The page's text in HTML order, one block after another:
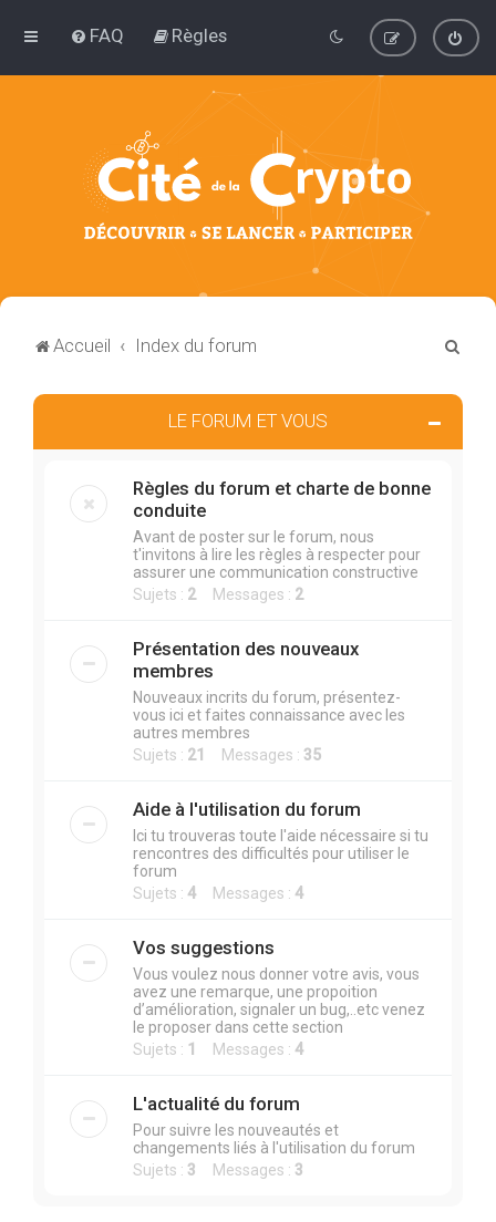
FAQ Règles
Accueil Index du forum
c
LE FORUM ET VOUS
Règles du forum et charte de bonne
conduite
Avant de poster sur le forum, nous
t'invitons à lire les règles à respecter pour
assurer une communication constructive
Sujets : 2Messages : 2
Présentation des nouveaux
membres
Nouveaux incrits du forum, présentez-
vous ici et faites connaissance avec les
autres membres
Sujets : 21 Messages : 35
Aide à l'utilisation du forum
Ici tu trouveras toute l'aide nécessaire si tu
rencontres des difficultés pour utiliser le
forum
Sujets : 4 Messages : 4
Vos suggestions
Vous voulez nous donner votre avis, vous
avez une remarque, une propoition
d’amélioration, signaler un bug,..etc venez
le proposer dans cette section
Sujets : 1 Messages : 4
L'actualité du forum
Pour suivre les nouveautés et
changements liés à l'utilisation du forum
Sujets : 3 Messages : 3